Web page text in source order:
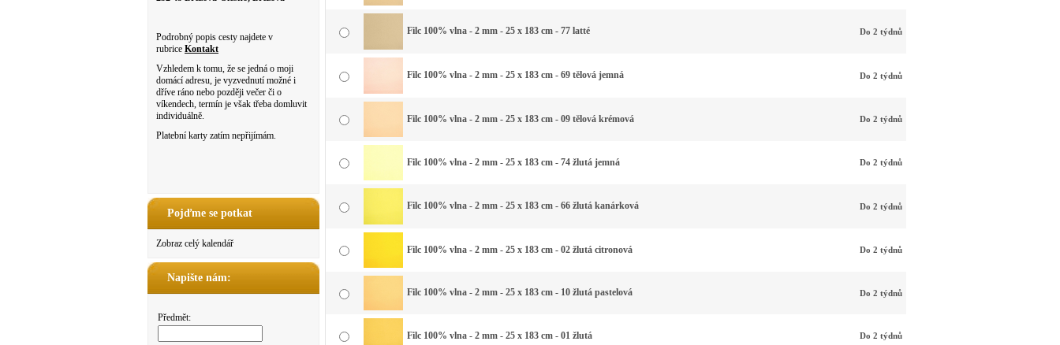
Podrobný popis cesty najdete v
rubrice Kontakt
Vzhledem k tomu, že se jedná o moji
domácí adresu, je vyzvednutí možné i
dříve ráno nebo později večer či o
víkendech, termín je však třeba domluvit
individuálně.
Platební karty zatím nepřijímám.
Pojďme se potkat
Zobraz celý kalendář
Napište nám:
Předmět:
Filc 100% vlna - 2 mm - 25 x 183 cm - 77 latté Do 2 týdnů
Filc 100% vlna - 2 mm - 25 x 183 cm - 69 tělová jemná Do 2 týdnů
Filc 100% vlna - 2 mm - 25 x 183 cm - 09 tělová krémová Do 2 týdnů
Filc 100% vlna - 2 mm - 25 x 183 cm - 74 žlutá jemná Do 2 týdnů
Filc 100% vlna - 2 mm - 25 x 183 cm - 66 žlutá kanárková Do 2 týdnů
Filc 100% vlna - 2 mm - 25 x 183 cm - 02 žlutá citronová Do 2 týdnů
Filc 100% vlna - 2 mm - 25 x 183 cm - 10 žlutá pastelová Do 2 týdnů
Filc 100% vlna - 2 mm - 25 x 183 cm - 01 žlutá Do 2 týdnů